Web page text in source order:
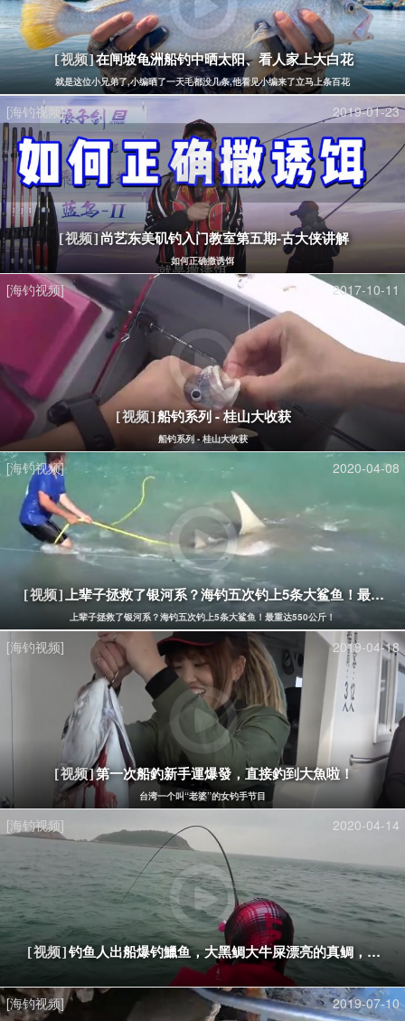
[视频]在闸坡龟洲船钓中晒太阳、看人家上大白花
就是这位小兄弟了,小编晒了一天毛都没几条,他看见小编来了立马上条百花
[海钓视频] 2019-01-23
[视频]尚艺东美矶钓入门教室第五期-古大侠讲解
如何正确撒诱饵
[海钓视频] 2017-10-11
[视频]船钓系列 - 桂山大收获
船钓系列 - 桂山大收获
[海钓视频] 2020-04-08
[视频]上辈子拯救了银河系？海钓五次钓上5条大鲨鱼！最重达
上辈子拯救了银河系？海钓五次钓上5条大鲨鱼！最重达550公斤！
[海钓视频] 2019-04-18
[视频]第一次船釣新手運爆發，直接釣到大魚啦！
台湾一个叫“老婆”的女钓手节目
[海钓视频] 2020-04-14
[视频]钓鱼人出船爆钓鱲鱼，大黑鲷大牛屎漂亮的真鲷，渔获
[海钓视频] 2019-07-10